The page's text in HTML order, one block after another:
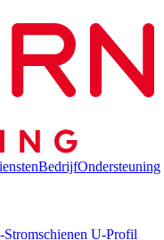
BedrijfOndersteuning
U-Profil